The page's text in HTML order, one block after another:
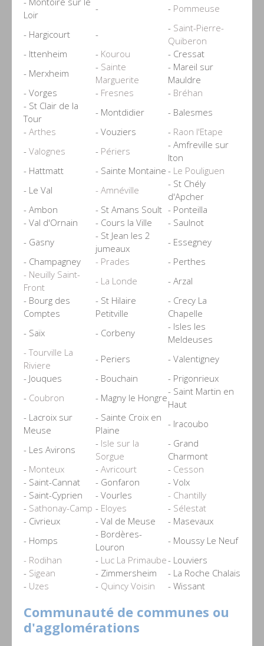
Loir
- - Pommeuse
- Hargicourt -
- Saint-Pierre-
Quiberon
- Ittenheim
- Kourou
- Cressat
- Merxheim
- Sainte
Marguerite
- Mareil sur
Mauldre
- Vorges
- Fresnes - Bréhan
- St Clair de la
Tour
- Montdidier
- Balesmes
- Arthes - Vouziers - Raon l'Etape
- Valognes - Périers
- Amfreville sur
Iton
- Hattmatt
- Sainte Montaine - Le Pouliguen
- Le Val
- Amnéville
- St Chély
d'Apcher
- Ambon
- St Amans Soult - Ponteilla
- Val d'Ornain
- Cours la Ville
- Saulnot
- Gasny
- St Jean les 2
jumeaux
- Essegney
- Champagney
- Prades
- Perthes
- Neuilly Saint-
Front
- La Londe
- Arzal
- Bourg des
Comptes
- St Hilaire
Petitville
- Crecy La
Chapelle
- Saïx
- Corbeny
- Isles les
Meldeuses
- Tourville La
Riviere
- Periers
- Valentigney
- Jouques
- Bouchain
- Prigonrieux
- Coubron - Magny le Hongre
- Saint Martin en
Haut
- Lacroix sur
Meuse
- Sainte Croix en
Plaine
- Iracoubo
- Les Avirons
- Isle sur la
Sorgue
- Grand
Charmont
- Monteux - Avricourt - Cesson
- Saint-Cannat
- Gonfaron
- Volx
- Saint-Cyprien
- Vourles
- Chantilly
- Sathonay-Camp - Eloyes - Sélestat
- Civrieux
- Val de Meuse
- Masevaux
- Homps
- Bordères-
Louron
- Moussy Le Neuf
- Rodihan
- Luc La Primaube- Louviers
- Sigean - Zimmersheim
- La Roche Chalais
- Uzes - Quincy Voisin - Wissant
Communauté de communes ou
d'agglomérations